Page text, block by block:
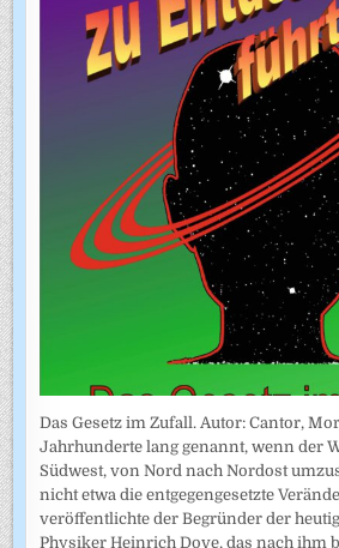
Das Gesetz im Zufall. Autor: Cantor,
Jahrhunderte lang genannt, wenn der
Südwest, von Nord nach Nordost
nicht etwa die entgegengesetzte
veröffentlichte der Begründer der
Physiker Heinrich Dove, das nach ihm